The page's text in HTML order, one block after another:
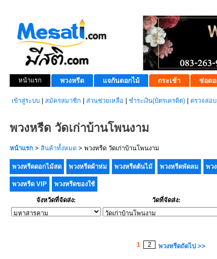
หน้าแรก พวงหรีด แจกันดอกไม้ กระเช้า ช่อดอ
เข้าสู่ระบบ สมัครสมาชิก ส่วนช่วยเหลือ ชำระเงิน(บัตรเครดิต) ตรวจสอ
พวงหรีด วัดเก่าบ้านโพนงาม
หน้าแรก > สินค้าทั้งหมด > พวงหรีด วัดเก่าบ้านโพนงาม
พวงหรีดดอกไม้สด พวงหรีดผ้าห่ม พวงหรีดต้นไม้ พวงหรีดพัดลม พว
พวงหรีด VIP พวงหรีดของใช้
จังหวัดที่จัดส่ง: วัดที่จัดส่ง:
1 2 พวงหรีดถัดไป >>